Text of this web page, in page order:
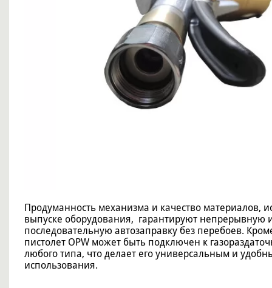
Продуманность механизма и качество материалов,
выпуске оборудования, гарантируют непрерывную
последовательную автозаправку без перебоев.
пистолет OPW может быть подключен к
любого типа, что делает его универсальным и
использования.